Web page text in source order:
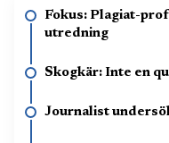
Fokus: Plagiat-
utredning
Skogkär: Inte en
Journalist